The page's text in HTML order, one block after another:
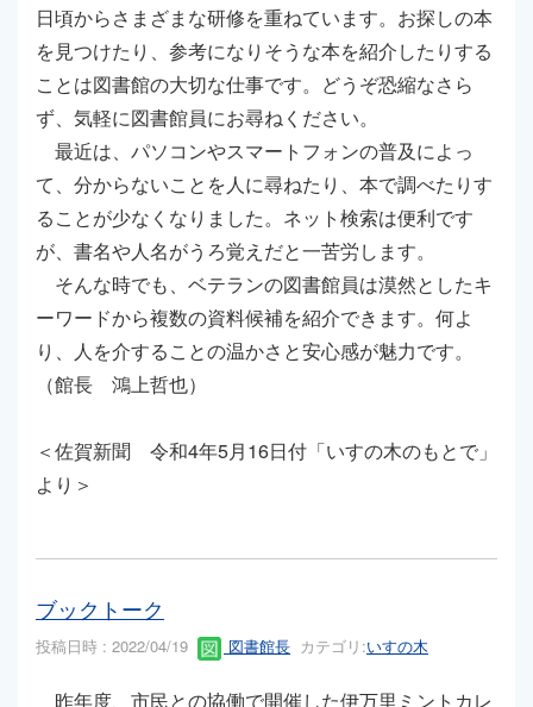
日頃からさまざまな研修を重ねています。お探しの本
を見つけたり、参考になりそうな本を紹介したりする
ことは図書館の大切な仕事です。どうぞ恐縮なさら
ず、気軽に図書館員にお尋ねください。
最近は、パソコンやスマートフォンの普及によっ
て、分からないことを人に尋ねたり、本で調べたりす
ることが少なくなりました。ネット検索は便利です
が、書名や人名がうろ覚えだと一苦労します。
そんな時でも、ベテランの図書館員は漠然としたキ
ーワードから複数の資料候補を紹介できます。何よ
り、人を介することの温かさと安心感が魅力です。
（館長 鴻上哲也）
＜佐賀新聞 令和4年5月16日付「いすの木のもとで」
より＞
ブックトーク
投稿日時 : 2022/04/19 図書館長 カテゴリ:いすの木
昨年度、市民との協働で開催した伊万里ミントカレ